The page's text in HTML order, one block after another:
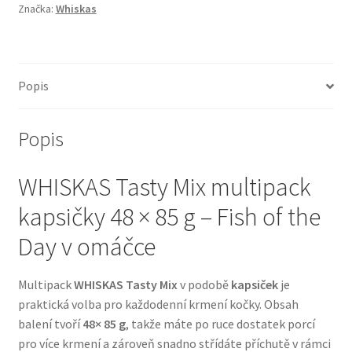
Boudy a výběhy
Bozita pro psy — Švédské krmivo s nordickou kvalitou
Brit pro psy
Natural Trainer pro psy — Italské krmivo s
přírodními složkami
Značka: Whiskas
Popis
Popis
WHISKAS Tasty Mix multipack
kapsičky 48 × 85 g – Fish of the
Day v omáčce
MultipackWHISKAS Tasty Mix v podobě kapsičekje
praktická volba pro každodenní krmení kočky. Obsah
balení tvoří48× 85 g, takže máte po ruce dostatek porcí
pro více krmení a zároveň snadno střídáte příchutě v rámci